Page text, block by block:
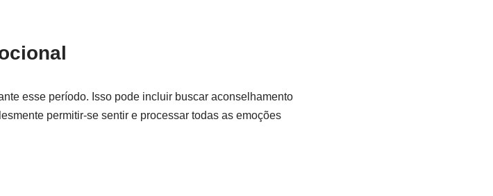
esse período. Isso pode incluir buscar aconselhamento
permitir-se sentir e processar todas as emoções